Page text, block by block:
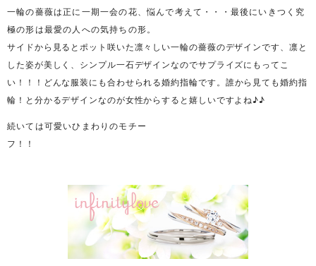
一輪の薔薇は正に一期一会の花、悩んで考えて・・・最後にいきつく究
極の形は最愛の人への気持ちの形。
サイドから見るとポット咲いた凛々しい一輪の薔薇のデザインです、凛と
した姿が美しく、シンプル一石デザインなのでサプライズにもってこ
い！！！どんな服装にも合わせられる婚約指輪です。 誰から見ても婚約指
輪！と分かるデザインなのが女性からすると嬉しいですよね♪♪
続いては可愛いひまわりのモチー
フ！！